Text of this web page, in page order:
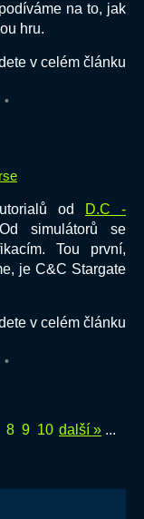
na to, jak
hru.
v celém článku
od
D.C -
simulátorů se
Tou první,
je C&C Stargate
v celém článku
8 9 10 další » ...